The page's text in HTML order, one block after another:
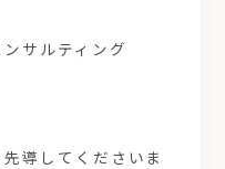
サルティング
導してくださいま